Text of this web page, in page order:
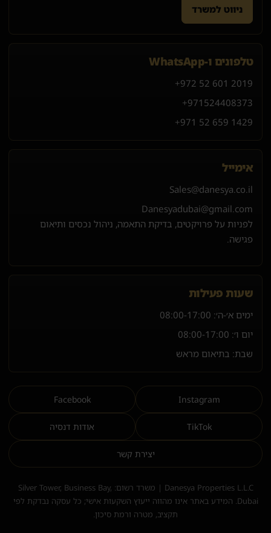
ניווט למשרד
טלפונים ו-WhatsApp
+972 52 601 2019
+971 524408373
+971 52 659 1429
אימייל
Sales@danesya.co.il
Danesyadubai@gmail.com
לפניות על פרויקטים, בדיקת התאמה, ניהול נכסים ותיאום
פגישה.
שעות פעילות
ימים א׳-ה׳: 08:00-17:00
יום ו׳: 08:00-17:00
שבת: בתיאום מראש
Instagram
Facebook
TikTok אודות דנסיה
יצירת קשר
Danesya Properties L.L.C | משרד רשום: Silver Tower, Business Bay,
Dubai. המידע באתר אינו מהווה ייעוץ השקעות אישי; כל עסקה נבדקת לפי
תקציב, מטרה ורמת סיכון.